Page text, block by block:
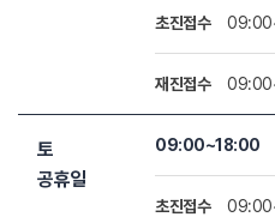
초진접수
재진접수
토
공휴일
09:00~18:00
초진접수